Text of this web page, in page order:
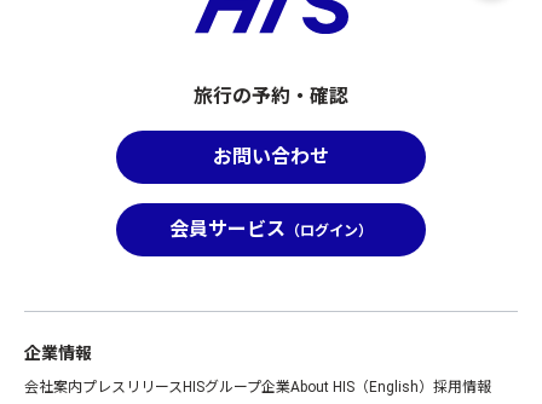
旅行の予約・確認
お問い合わせ
会員サービス （ログイン）
企業情報
会社案内プレスリリース HISグループ企業About HIS（English） 採用情報